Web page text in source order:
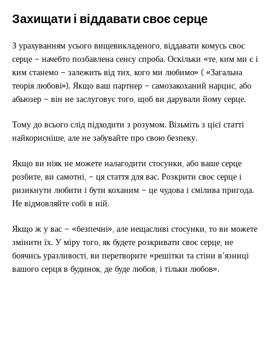
Захищати і віддавати своє серце
З урахуванням усього вищевикладеного, віддавати комусь своє
серце – начебто позбавлена ​​сенсу спроба. Оскільки «те, ким ми є і
ким станемо – залежить від тих, кого ми любимо» ( «Загальна
теорія любові»). Якщо ваш партнер – самозакоханий нарцис, або
абьюзер – він не заслуговує того, щоб ви дарували йому серце.
Тому до всього слід підходити з розумом. Візьміть з цієї статті
найкорисніше, але не забувайте про свою безпеку.
Якщо ви ніяк не можете налагодити стосунки, або ваше серце
розбите, ви самотні, – ця стаття для вас. Розкрити своє серце і
ризикнути любити і бути коханим – це чудова і смілива пригода.
Не відмовляйте собі в ній.
Якщо ж у вас – «безпечні», але нещасливі стосунки, то ви можете
змінити їх. У міру того, як будете розкривати своє серце, не
боячись уразливості, ви перетворите «решітки та стіни в’язниці
вашого серця в будинок, де буде любов, і тільки любов».